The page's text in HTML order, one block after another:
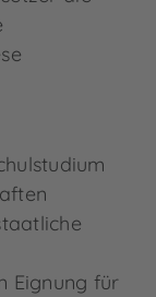
Eignung für